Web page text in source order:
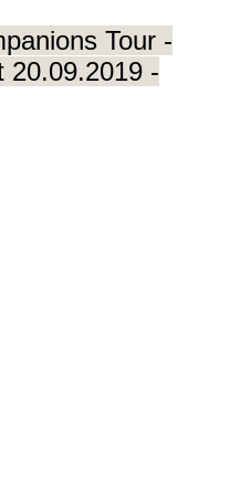
Tour -
20.09.2019 -